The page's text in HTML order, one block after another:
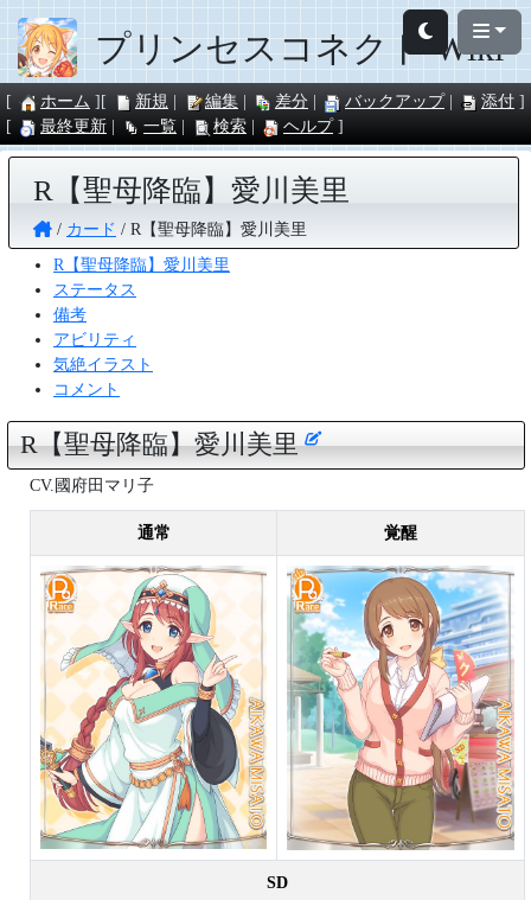
プリンセスコネクト Wiki
ホーム 新規 編集 差分 バックアップ
添付
最終更新
一覧 検索 ヘルプ
R【聖母降臨】愛川美里
カード
R【聖母降臨】愛川美里
R【聖母降臨】愛川美里
ステータス
備考
アビリティ
気絶イラスト
コメント
R【聖母降臨】愛川美里
CV.國府田マリ子
通常 覚醒
SD